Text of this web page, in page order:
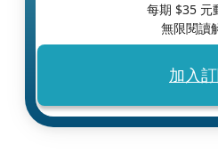
每期 $35 元
無限閱讀
加入